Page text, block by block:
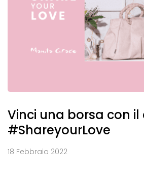
Vinci una borsa con il
#ShareyourLove
18 Febbraio 2022